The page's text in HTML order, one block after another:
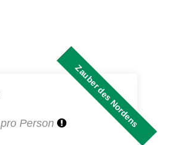
Zauber des Nordens
pro Person